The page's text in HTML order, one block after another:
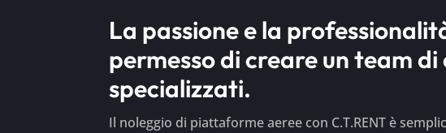
La passione e la
permesso di creare un team
specializzati.
Il noleggio di piattaforme aeree con C.T.RENT è